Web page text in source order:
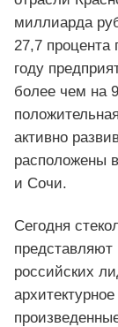
миллиарда
27,7
году
более чем на
активно
расположены
и Сочи.
Сегодня
представляют
российских